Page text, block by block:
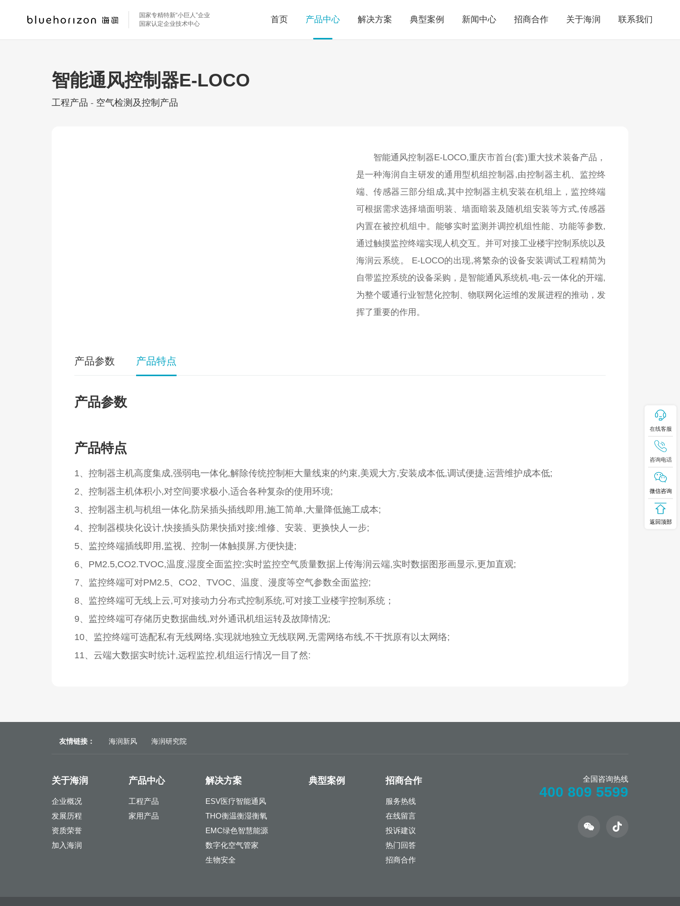
在线客服
咨询电话
微信咨询
返回顶部
国家专精特新“小巨人”企业
国家认定企业技术中心
首页 产品中心 解决方案 典型案例 新闻中心 招商合作 关于海润 联系我们
智能通风控制器E-LOCO
工程产品 - 空气检测及控制产品
智能通风控制器E-LOCO,重庆市首台(套)重大技术装备产品，
是一种海润自主研发的通用型机组控制器,由控制器主机、监控终
端、传感器三部分组成,其中控制器主机安装在机组上，监控终端
可根据需求选择墙面明装、墙面暗装及随机组安装等方式,传感器
内置在被控机组中。能够实时监测并调控机组性能、功能等参数,
通过触摸监控终端实现人机交互。并可对接工业楼宇控制系统以及
海润云系统。 E-LOCO的出现,将繁杂的设备安装调试工程精简为
自带监控系统的设备采购，是智能通风系统机-电-云一体化的开端,
为整个暖通行业智慧化控制、物联网化运维的发展进程的推动，发
挥了重要的作用。
产品参数 产品特点
产品参数
产品特点
1、控制器主机高度集成,强弱电一体化,解除传统控制柜大量线束的约束,美观大方,安装成本低,调试便捷,运营维护成本低;
2、控制器主机体积小,对空间要求极小,适合各种复杂的使用环境;
3、控制器主机与机组一体化,防呆插头插线即用,施工简单,大量降低施工成本;
4、控制器模块化设计,快接插头防果快插对接;维修、安装、更换快人一步;
5、监控终端插线即用,监视、控制一体触摸屏,方便快捷;
6、PM2.5,CO2.TVOC,温度,湿度全面监控;实时监控空气质量数据上传海润云端,实时数据图形画显示,更加直观;
7、监控终端可对PM2.5、CO2、TVOC、温度、漫度等空气参数全面监控;
8、监控终端可无线上云,可对接动力分布式控制系统,可对接工业楼宇控制系统；
9、监控终端可存储历史数据曲线,对外通讯机组运转及故障情况;
10、监控终端可选配私有无线网络,实现就地独立无线联网,无需网络布线,不干扰原有以太网络;
11、云端大数据实时统计,远程监控,机组运行情况一目了然:
友情链接： 海润新风 海润研究院
关于海润
企业概况
发展历程
资质荣誉
加入海润
产品中心
工程产品
家用产品
解决方案
ESV医疗智能通风
THO衡温衡湿衡氧
EMC绿色智慧能源
数字化空气管家
生物安全
典型案例 招商合作
服务热线
在线留言
投诉建议
热门回答
招商合作
全国咨询热线
400 809 5599